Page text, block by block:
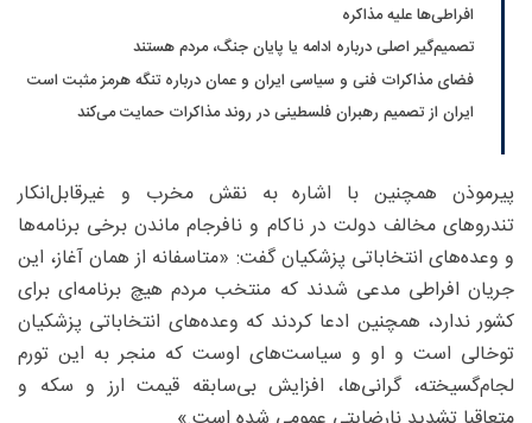
افراطی‌ها علیه مذاکره
تصمیم‌گیر اصلی درباره ادامه یا پایان جنگ، مردم هستند
فضای مذاکرات فنی و سیاسی ایران و عمان درباره تنگه هرمز مثبت است
ایران از تصمیم رهبران فلسطینی در روند مذاکرات حمایت می‌کند
پیرموذن همچنین با اشاره به نقش مخرب و غیرقابل‌انکار
تندروهای مخالف دولت در ناکام و نافرجام ماندن برخی برنامه‌ها
و وعده‌های انتخاباتی پزشکیان گفت: «متاسفانه از همان آغاز، این
جریان افراطی مدعی شدند که منتخب مردم هیچ برنامه‌ای برای
کشور ندارد، همچنین ادعا کردند که وعده‌های انتخاباتی پزشکیان
توخالی است و او و سیاست‌های اوست که منجر به این تورم
لجام‌گسیخته، گرانی‌ها، افزایش بی‌سابقه قیمت ارز و سکه و